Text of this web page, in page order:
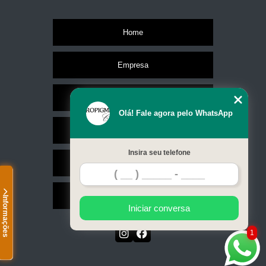
Informações
Home
Empresa
Contato
Mapa do site
1
Olá! Fale agora pelo WhatsApp
Insira seu telefone
Iniciar conversa